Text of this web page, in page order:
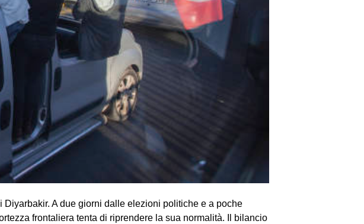
A due giorni dalle elezioni politiche e a poche
frontaliera tenta di riprendere la sua normalità. Il bilancio